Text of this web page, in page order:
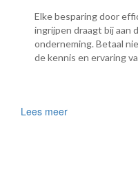
Elke besparing door
ingrijpen draagt bij aan
onderneming. Betaal
de kennis en ervaring
Lees meer